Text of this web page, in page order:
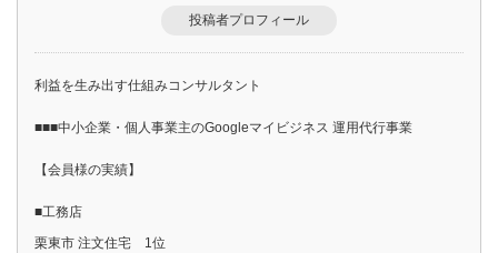
投稿者プロフィール
利益を生み出す仕組みコンサルタント
■■■中小企業・個人事業主のGoogleマイビジネス 運用代行事業
【会員様の実績】
■工務店
栗東市 注文住宅 1位